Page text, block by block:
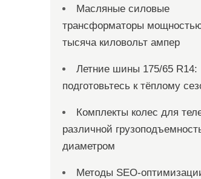
Масляные силовые
трансформаторы
тысяча киловольт ампер
Летние шины 175/65 R14:
подготовьтесь к тёплому
Комплекты колес для
различной
диаметром
Методы SEO-